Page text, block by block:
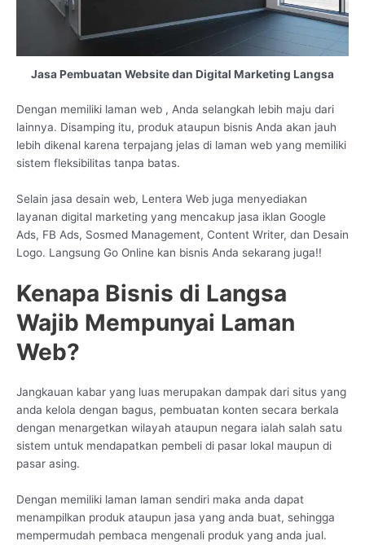
Jasa Pembuatan Website dan Digital Marketing Langsa
Dengan memiliki laman web , Anda selangkah lebih maju dari
lainnya. Disamping itu, produk ataupun bisnis Anda akan jauh
lebih dikenal karena terpajang jelas di laman web yang memiliki
sistem fleksibilitas tanpa batas.
Selain jasa desain web, Lentera Web juga menyediakan
layanan digital marketing yang mencakup jasa iklan Google
Ads, FB Ads, Sosmed Management, Content Writer, dan Desain
Logo. Langsung Go Online kan bisnis Anda sekarang juga!!
Kenapa Bisnis di Langsa
Wajib Mempunyai Laman
Web?
Jangkauan kabar yang luas merupakan dampak dari situs yang
anda kelola dengan bagus, pembuatan konten secara berkala
dengan menargetkan wilayah ataupun negara ialah salah satu
sistem untuk mendapatkan pembeli di pasar lokal maupun di
pasar asing.
Dengan memiliki laman laman sendiri maka anda dapat
menampilkan produk ataupun jasa yang anda buat, sehingga
mempermudah pembaca mengenali produk yang anda jual.